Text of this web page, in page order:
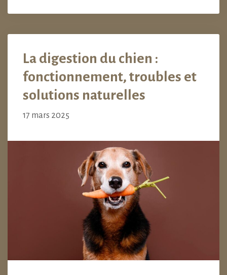
La digestion du chien :
fonctionnement, troubles et
solutions naturelles
17 mars 2025